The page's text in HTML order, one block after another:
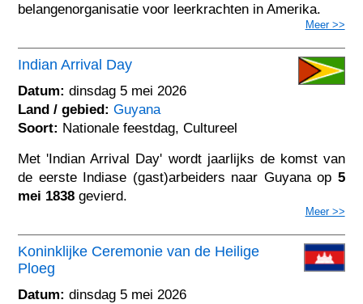
belangenorganisatie voor leerkrachten in Amerika.
Meer >>
Indian Arrival Day
Datum: dinsdag 5 mei 2026
Land / gebied: Guyana
Soort: Nationale feestdag, Cultureel
Met 'Indian Arrival Day' wordt jaarlijks de komst van
de eerste Indiase (gast)arbeiders naar Guyana op 5
mei 1838 gevierd.
Meer >>
Koninklijke Ceremonie van de Heilige
Ploeg
Datum: dinsdag 5 mei 2026